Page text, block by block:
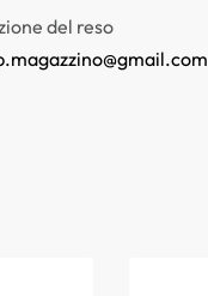
del reso